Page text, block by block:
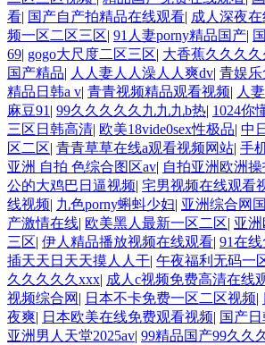
看| 国产自产拍精品在线观看| 成人深夜
频一区二区三区| 91人妻porny精品国产|
69| gogo大尺度二区三区| 大香蕉久久久久
国产精品| 人人妻人人澡人人爽dv| 青娱
精品日韩a v| 青青视频精品观看视频| 人
麻豆91 | 99久久久久久九九九b热| 1024你
三区日韩高清| 欧美18vide0sex性极品| 中
区二区| 青青草草在线a观看视频网站| 手
亚洲 自拍 色综合图区av| 自拍亚洲欧洲
公的大鸡巴日逼视频| 宅男视频在线观看
线视频| 九色porny蝌蚪少妇| 亚洲综合网
产激情在线| 欧美黑人最新一区二区| 亚
三区| 伊人精品播放视频在线观看| 91在
插天天日天天摸人人干| 午夜福利无码一
久久久久久xxx| 成人c视频免费高清在线
视频综合网 | 日本不卡免费一区二区视频|
夜爽| 日本欧美在线免费观看视频| 国产
亚洲男人天堂2025av| 99精品国产99久久